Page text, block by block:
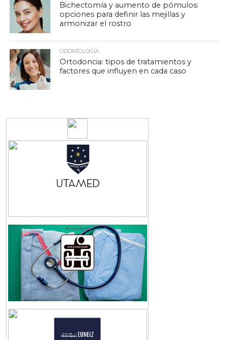
Bichectomía y aumento de pómulos:
opciones para definir las mejillas y
armonizar el rostro
ODONTOLOGÍA
Ortodoncia: tipos de tratamientos y
factores que influyen en cada caso